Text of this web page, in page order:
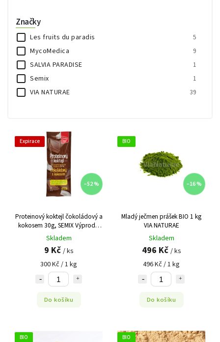
Značky
Les fruits du paradis 5
MycoMedica 9
SALVIA PARADISE 1
Semix 1
VIA NATURAE 39
Expirace
–52 %
Proteinový koktejl čokoládový a
kokosem 30g, SEMIX Výprodej
DMT 12/2024
Skladem
9 Kč / ks
300 Kč / 1 kg
Do košíku
BIO
–16 %
Mladý ječmen prášek BIO 1 kg
VIA NATURAE
Skladem
496 Kč / ks
496 Kč / 1 kg
Do košíku
BIO
BIO